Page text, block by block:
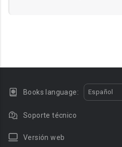
Books language: Español
Soporte técnico
Versión web